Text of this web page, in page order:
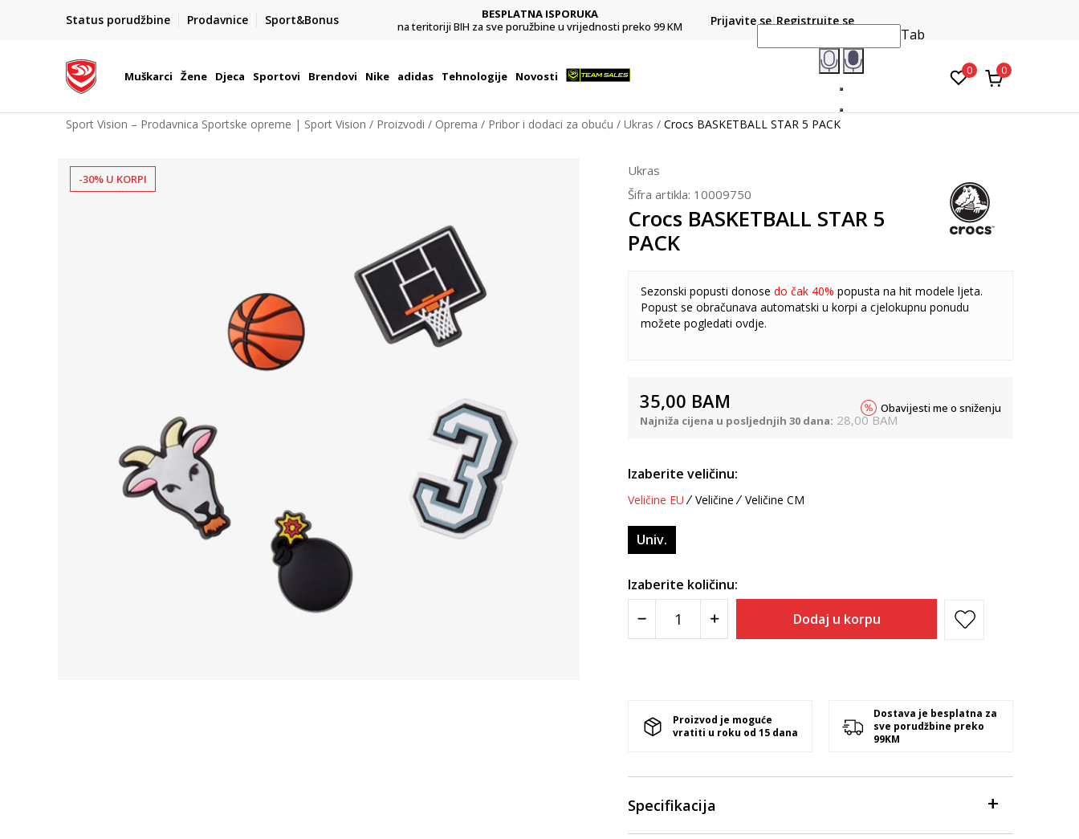
Status porudžbine Prodavnice Sport&Bonus
POZOVITE NAS NA : 055/490-400
Pon-Pet od 9h - 16h
BESPLATNA ISPORUKA
na teritoriji BIH za sve poružbine u vrijednosti preko 99 KM
Platite karticom online i preuzmite u prodavnici po vašem
Prijavite se Registrujte se
Muškarci Žene Djeca Sportovi Brendovi Nike adidas Tehnologije Novosti
Tab
0 0
Sport Vision – Prodavnica Sportske opreme | Sport Vision Proizvodi Oprema Pribor i dodaci za obuću Ukras Crocs BASKETBALL STAR 5 PACK
-30% U KORPI
Ukras
Šifra artikla: 10009750
Crocs BASKETBALL STAR 5
PACK
Sezonski popusti donose do čak 40% popusta na hit modele ljeta.
Popust se obračunava automatski u korpi a cjelokupnu ponudu
možete pogledati ovdje.
35,00 BAM
Najniža cijena u posljednjih 30 dana: 28,00 BAM
Obavijesti me o sniženju
Izaberite veličinu:
Veličine EU Veličine Veličine CM
Univ.
Izaberite količinu:
Dodaj u korpu
Proizvod je moguće
vratiti u roku od 15 dana
Dostava je besplatna za
sve porudžbine preko
99KM
Specifikacija